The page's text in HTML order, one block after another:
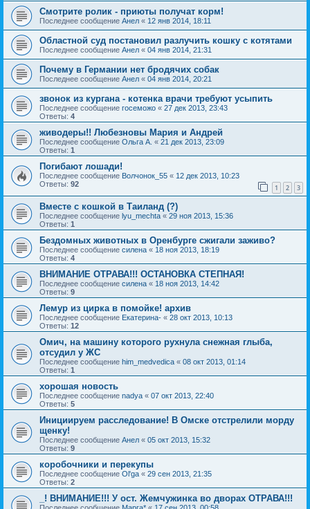
Смотрите ролик - приюты получат корм!
Последнее сообщение Анел « 12 янв 2014, 18:11
Областной суд постановил разлучить кошку с котятами
Последнее сообщение Анел « 04 янв 2014, 21:31
Почему в Германии нет бродячих собак
Последнее сообщение Анел « 04 янв 2014, 20:21
звонок из кургана - котенка врачи требуют усыпить
Последнее сообщение госеможо « 27 дек 2013, 23:43
Ответы: 4
живодеры!! Любезновы Мария и Андрей
Последнее сообщение Ольга А. « 21 дек 2013, 23:09
Ответы: 1
Погибают лошади!
Последнее сообщение Волчонок_55 « 12 дек 2013, 10:23
Ответы: 92 1 2 3
Вместе с кошкой в Таиланд (?)
Последнее сообщение lyu_mechta « 29 ноя 2013, 15:36
Ответы: 1
Бездомных животных в Оренбурге сжигали заживо?
Последнее сообщение силена « 18 ноя 2013, 18:19
Ответы: 4
ВНИМАНИЕ ОТРАВА!!! ОСТАНОВКА СТЕПНАЯ!
Последнее сообщение силена « 18 ноя 2013, 14:42
Ответы: 9
Лемур из цирка в помойке! архив
Последнее сообщение Екатерина- « 28 окт 2013, 10:13
Ответы: 12
Омич, на машину которого рухнула снежная глыба,
отсудил у ЖС
Последнее сообщение him_medvedica « 08 окт 2013, 01:14
Ответы: 1
хорошая новость
Последнее сообщение nadya « 07 окт 2013, 22:40
Ответы: 5
Инициируем расследование! В Омске отстрелили морду
щенку!
Последнее сообщение Анел « 05 окт 2013, 15:32
Ответы: 9
коробочники и перекупы
Последнее сообщение Ol'ga « 29 сен 2013, 21:35
Ответы: 2
_! ВНИМАНИЕ!!! У ост. Жемчужинка во дворах ОТРАВА!!!